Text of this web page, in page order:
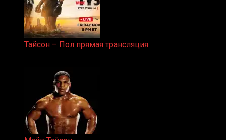
Тайсон – Пол прямая трансляция